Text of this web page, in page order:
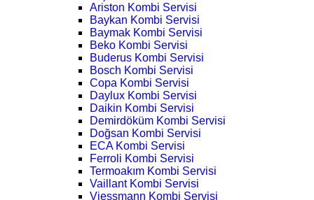
Ariston Kombi Servisi
Baykan Kombi Servisi
Baymak Kombi Servisi
Beko Kombi Servisi
Buderus Kombi Servisi
Bosch Kombi Servisi
Copa Kombi Servisi
Daylux Kombi Servisi
Daikin Kombi Servisi
Demirdöküm Kombi Servisi
Doğsan Kombi Servisi
ECA Kombi Servisi
Ferroli Kombi Servisi
Termoakım Kombi Servisi
Vaillant Kombi Servisi
Viessmann Kombi Servisi